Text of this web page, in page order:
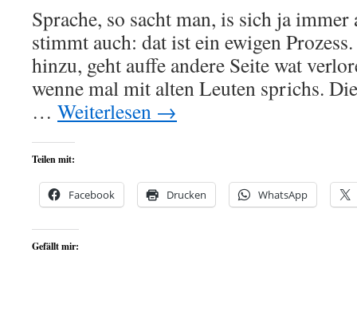
Sprache, so sacht man, is sich ja
stimmt auch: dat ist ein ewigen
hinzu, geht auffe andere Seite wat
wenne mal mit alten Leuten sprichs.
… Weiterlesen →
Teilen mit:
Facebook Drucken WhatsApp
Gefällt mir: